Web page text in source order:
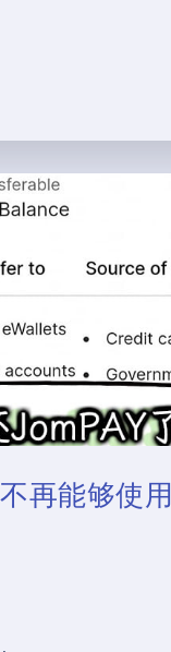
再能够使用